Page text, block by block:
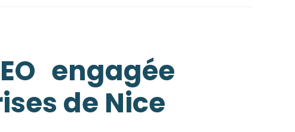
engagée
de Nice